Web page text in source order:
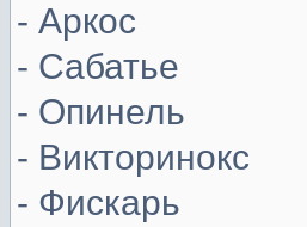
- Аркос
- Сабатье
- Опинель
- Викторинокс
- Фискарь